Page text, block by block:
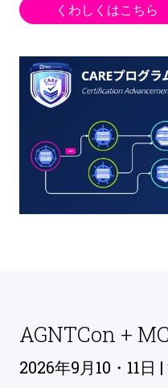
くわしくはこちら
AGNTCon +
2026年9月10・11日